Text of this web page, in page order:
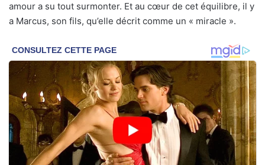
amour a su tout surmonter. Et au cœur de cet équilibre, il y
a Marcus, son fils, qu’elle décrit comme un « miracle ».